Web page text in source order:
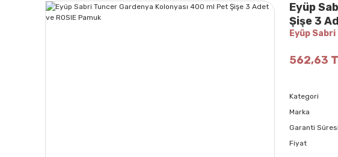
Eyüp
Şişe 3
Eyüp
562,63
Kategori
Marka
Garanti Süresi
Fiyat